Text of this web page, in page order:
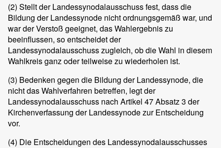
(2) Stellt der Landessynodalausschuss fest, dass die
Bildung der Landessynode nicht ordnungsgemäß war, und
war der Verstoß geeignet, das Wahlergebnis zu
beeinflussen, so entscheidet der
Landessynodalausschuss zugleich, ob die Wahl in diesem
Wahlkreis ganz oder teilweise zu wiederholen ist.
(3) Bedenken gegen die Bildung der Landessynode, die
nicht das Wahlverfahren betreffen, legt der
Landessynodalausschuss nach Artikel 47 Absatz 3 der
Kirchenverfassung der Landessynode zur Entscheidung
vor.
(4) Die Entscheidungen des Landessynodalausschusses